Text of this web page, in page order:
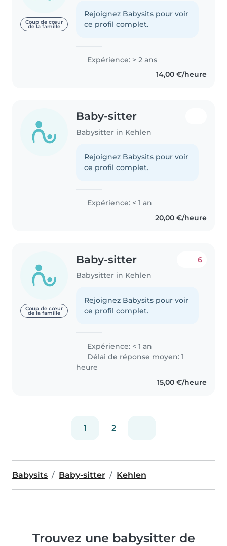
Coup de cœur
de la famille
Rejoignez Babysits pour voir
ce profil complet.
Expérience: > 2 ans
14,00 €/heure
Baby-sitter
Babysitter in Kehlen
Rejoignez Babysits pour voir
ce profil complet.
Expérience: < 1 an
20,00 €/heure
Coup de cœur
de la famille
Baby-sitter
Babysitter in Kehlen
6
Rejoignez Babysits pour voir
ce profil complet.
Expérience: < 1 an
Délai de réponse moyen: 1
heure
15,00 €/heure
1 2
Babysits Baby-sitter Kehlen
Trouvez une babysitter de